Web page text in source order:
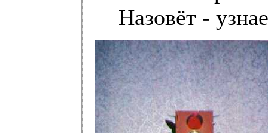
Назовёт -